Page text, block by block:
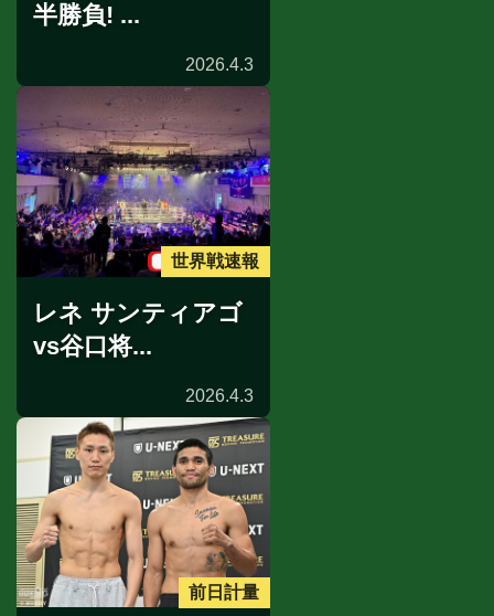
半勝負! ...
2026.4.3
世界戦速報
レネ サンティアゴ
vs谷口将...
2026.4.3
前日計量